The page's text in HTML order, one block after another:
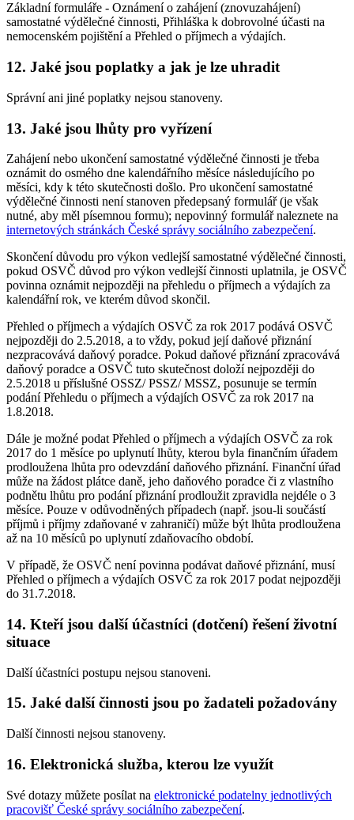
Základní formuláře - Oznámení o zahájení (znovuzahájení)
samostatné výdělečné činnosti, Přihláška k dobrovolné účasti na
nemocenském pojištění a Přehled o příjmech a výdajích.
12. Jaké jsou poplatky a jak je lze uhradit
Správní ani jiné poplatky nejsou stanoveny.
13. Jaké jsou lhůty pro vyřízení
Zahájení nebo ukončení samostatné výdělečné činnosti je třeba
oznámit do osmého dne kalendářního měsíce následujícího po
měsíci, kdy k této skutečnosti došlo. Pro ukončení samostatné
výdělečné činnosti není stanoven předepsaný formulář (je však
nutné, aby měl písemnou formu); nepovinný formulář naleznete na
internetových stránkách České správy sociálního zabezpečení.
Skončení důvodu pro výkon vedlejší samostatné výdělečné činnosti,
pokud OSVČ důvod pro výkon vedlejší činnosti uplatnila, je OSVČ
povinna oznámit nejpozději na přehledu o příjmech a výdajích za
kalendářní rok, ve kterém důvod skončil.
Přehled o příjmech a výdajích OSVČ za rok 2017 podává OSVČ
nejpozději do 2.5.2018, a to vždy, pokud její daňové přiznání
nezpracovává daňový poradce. Pokud daňové přiznání zpracovává
daňový poradce a OSVČ tuto skutečnost doloží nejpozději do
2.5.2018 u příslušné OSSZ/ PSSZ/ MSSZ, posunuje se termín
podání Přehledu o příjmech a výdajích OSVČ za rok 2017 na
1.8.2018.
Dále je možné podat Přehled o příjmech a výdajích OSVČ za rok
2017 do 1 měsíce po uplynutí lhůty, kterou byla finančním úřadem
prodloužena lhůta pro odevzdání daňového přiznání. Finanční úřad
může na žádost plátce daně, jeho daňového poradce či z vlastního
podnětu lhůtu pro podání přiznání prodloužit zpravidla nejdéle o 3
měsíce. Pouze v odůvodněných případech (např. jsou-li součástí
příjmů i příjmy zdaňované v zahraničí) může být lhůta prodloužena
až na 10 měsíců po uplynutí zdaňovacího období.
V případě, že OSVČ není povinna podávat daňové přiznání, musí
Přehled o příjmech a výdajích OSVČ za rok 2017 podat nejpozději
do 31.7.2018.
14. Kteří jsou další účastníci (dotčení) řešení životní
situace
Další účastníci postupu nejsou stanoveni.
15. Jaké další činnosti jsou po žadateli požadovány
Další činnosti nejsou stanoveny.
16. Elektronická služba, kterou lze využít
Své dotazy můžete posílat na elektronické podatelny jednotlivých
pracovišť České správy sociálního zabezpečení.